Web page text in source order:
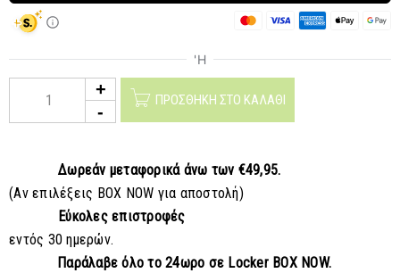
ΠΡΟΣΘΉΚΗ ΣΤΟ ΚΑΛΆΘΙ
Δωρεάν μεταφορικά άνω των €49,95.
(Αν επιλέξεις BOX NOW για αποστολή)
Εύκολες επιστροφές
εντός 30 ημερών.
Παράλαβε όλο το 24ωρο σε Locker BOX NOW.